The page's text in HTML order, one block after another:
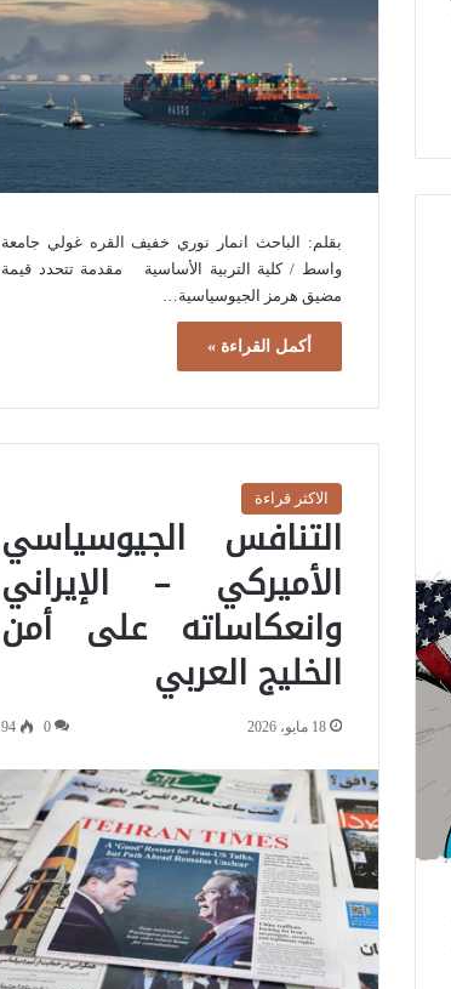
بقلم: الباحث انمار نوري خفيف القره غولي جامعة
واسط / كلية التربية الأساسية مقدمة تتحدد قيمة
مضيق هرمز الجيوسياسية…
أكمل القراءة »
الاكثر قراءة
التنافس الجيوسياسي
الأميركي – الإيراني
وانعكاساته على أمن
الخليج العربي
18 مايو، 2026 0
94